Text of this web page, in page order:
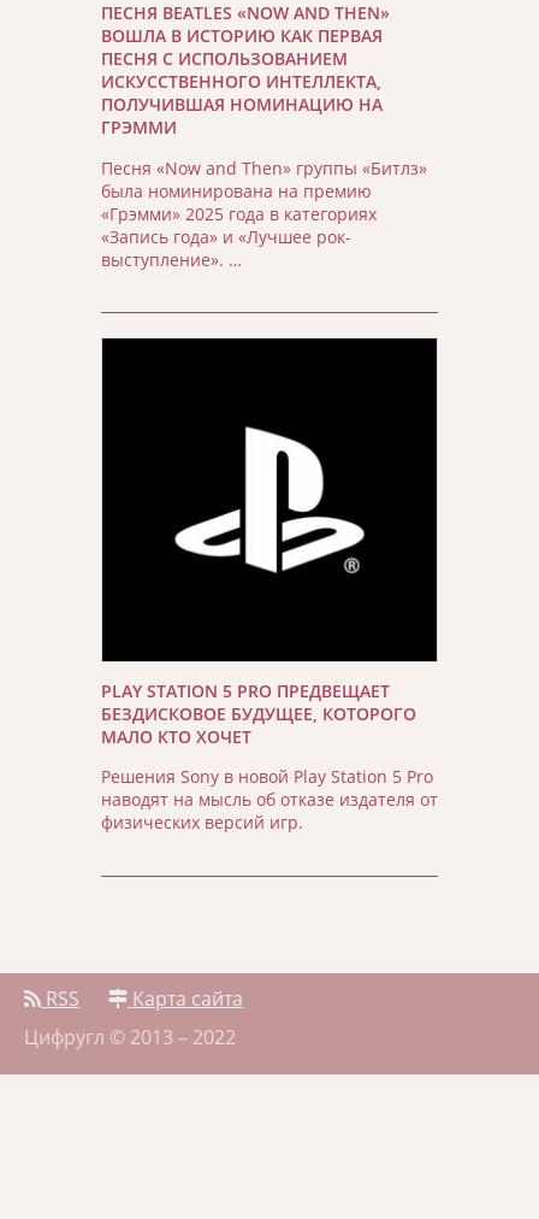
ПЕСНЯ BEATLES «NOW AND THEN»
ВОШЛА В ИСТОРИЮ КАК ПЕРВАЯ
ПЕСНЯ С ИСПОЛЬЗОВАНИЕМ
ИСКУССТВЕННОГО ИНТЕЛЛЕКТА,
ПОЛУЧИВШАЯ НОМИНАЦИЮ НА
ГРЭММИ
Песня «Now and Then» группы «Битлз»
была номинирована на премию
«Грэмми» 2025 года в категориях
«Запись года» и «Лучшее рок-
выступление». …
PLAY STATION 5 PRO ПРЕДВЕЩАЕТ
БЕЗДИСКОВОЕ БУДУЩЕЕ, КОТОРОГО
МАЛО КТО ХОЧЕТ
Решения Sony в новой Play Station 5 Pro
наводят на мысль об отказе издателя от
физических версий игр.
RSS
Карта сайта
Цифругл © 2013 – 2022